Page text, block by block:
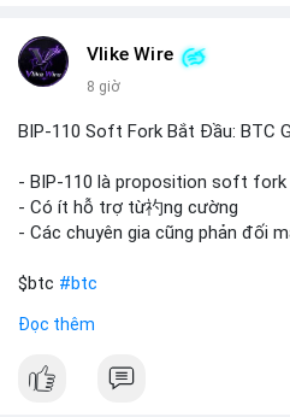
thể phản ánh ba kịch bản chính:
thanh khoản bằng cách chuyển
giữ dài hạn, thể hiện niềm tin vào
Với mức giá 65K, khối lượng này
thanh khoản tức thời, nhưng vẫn
ngắn hạn nếu hướng đến sàn tập
Lời khuyên cho nhà đầu tư nhỏ lẻ:
hướng đi của dòng tiền. Tránh
rõ ràng về đích đến của số BTC
Vlike Wire
8 giờ
BIP-110 Soft Fork Bắt Đầu: BTC
- BIP-110 là proposition soft fork
- Có ít hỗ trợ từ礿ng cường
- Các chuyên gia cũng phản đối
$btc #btc
#vlikevn #titanbot
📰 Nguồn: CoinDesk
Đọc thêm